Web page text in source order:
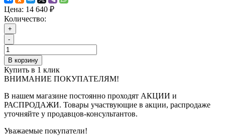
Цена: 14 640 ₽
Количество:
+
-
В корзину
Купить в 1 клик
ВНИМАНИЕ ПОКУПАТЕЛЯМ!
В нашем магазине постоянно проходят АКЦИИ и
РАСПРОДАЖИ. Товары участвующие в акции, распродаже
уточняйте у продавцов-консультантов.
Уважаемые покупатели!